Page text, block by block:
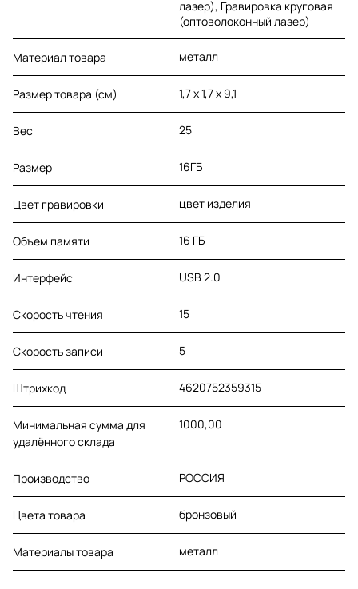
лазер), Гравировка круговая
(оптоволоконный лазер)
Материал товара металл
Размер товара (см) 1,7 х 1,7 х 9,1
Вес 25
Размер 16ГБ
Цвет гравировки цвет изделия
Объем памяти 16 ГБ
Интерфейс USB 2.0
Скорость чтения 15
Скорость записи 5
Штрихкод 4620752359315
Минимальная сумма для
удалённого склада
1000,00
Производство РОССИЯ
Цвета товара бронзовый
Материалы товара металл